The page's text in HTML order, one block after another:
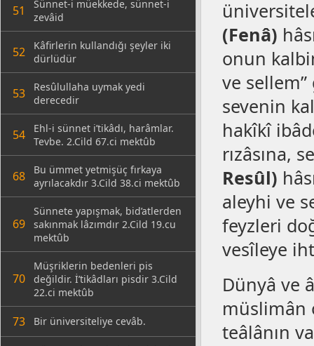
51
Sünnet-i müekkede, sünnet-i
zevâid
52
Kâfirlerin kullandığı şeyler iki
dürlüdür
53
Resûlullaha uymak yedi
derecedir
54
Ehl-i sünnet i’tikâdı, harâmlar.
Tevbe. 2.Cild 67.ci mektûb
68
Bu ümmet yetmişüç fırkaya
ayrılacakdır 3.Cild 38.ci mektûb
69
Sünnete yapışmak, bid’atlerden
sakınmak lâzımdır 2.Cild 19.cu
mektûb
70
Müşriklerin bedenleri pis
değildir. İ’tikâdları pisdir 3.Cild
22.ci mektûb
73 Bir üniversiteliye cevâb.
(Fenâ)
onun
ve
sevenin
hakîkî
rızâsına,
Resûl)
aleyhi ve
feyzleri
vesîleye
Dünyâ ve
müslimân
teâlânın